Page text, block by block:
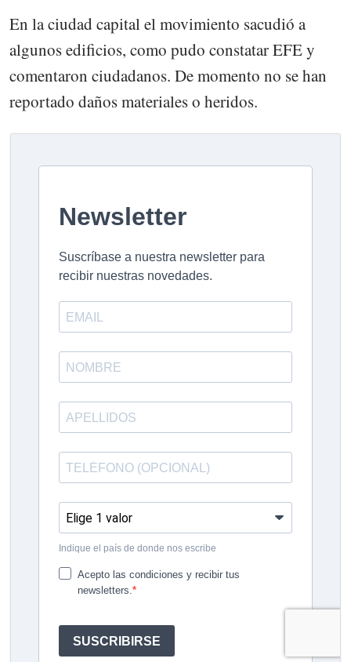
En la ciudad capital el movimiento sacudió a
algunos edificios, como pudo constatar EFE y
comentaron ciudadanos. De momento no se han
reportado daños materiales o heridos.